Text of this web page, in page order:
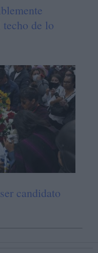
techo de lo
candidato